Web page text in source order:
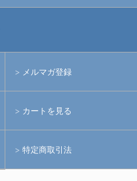
メルマガ登録
カートを見る
特定商取引法